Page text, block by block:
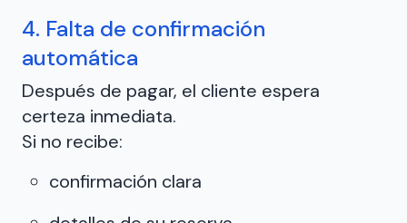
4. Falta de confirmación
automática
Después de pagar, el cliente espera
certeza inmediata.
Si no recibe:
confirmación clara